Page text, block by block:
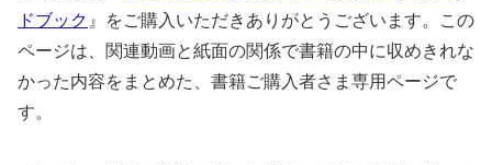
ドブック 』をご購入いただきありがとうございます。この
ページは、関連動画と紙面の関係で書籍の中に収めきれな
かった内容をまとめた、書籍ご購入者さま専用ページで
す。